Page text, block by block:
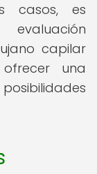
casos, es
capilar
una